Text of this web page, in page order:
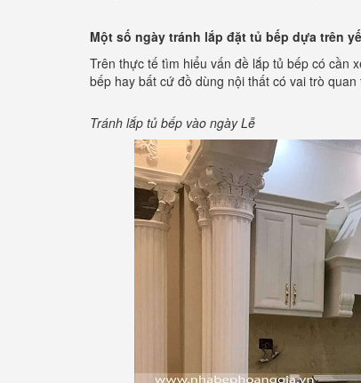
Một số ngày tránh lắp đặt tủ bếp dựa trên
Trên thực tế tìm hiểu vấn đề lắp tủ bếp có cần
bếp hay bất cứ đồ dùng nội thất có vai trò
Tránh lắp tủ bếp vào ngày Lễ